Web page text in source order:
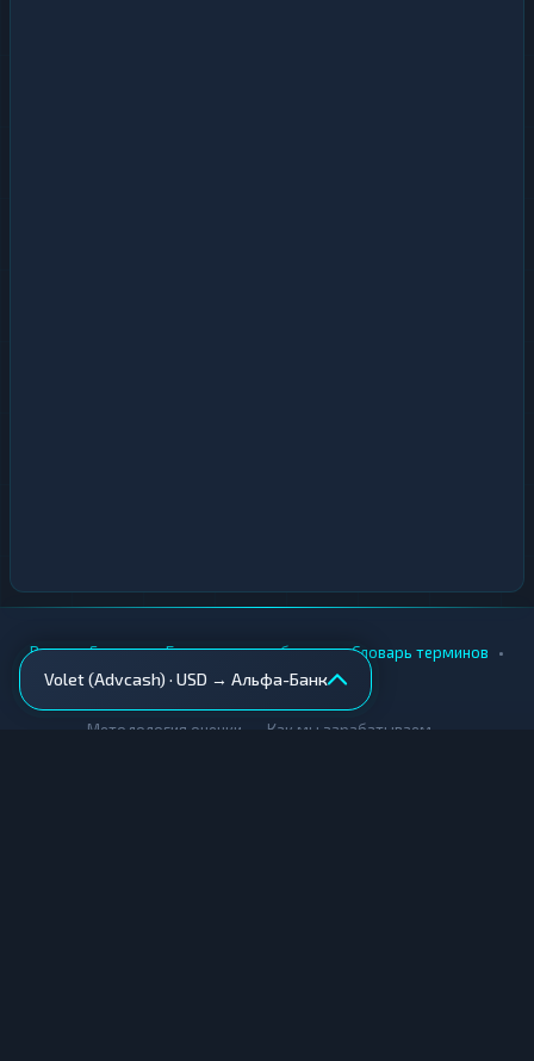
Volet (Advcash) · USD → Альфа-Банк
Вики • Города • Безопасность обмена • Словарь терминов •
AML-проверка
Методология оценки Как мы зарабатываем